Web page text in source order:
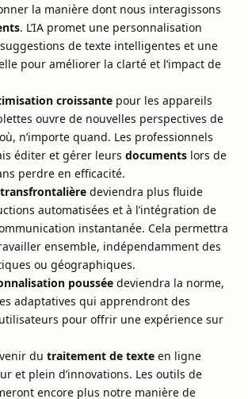
la manière dont nous interagissons
. L’IA promet une personnalisation
de texte intelligentes et une
pour améliorer la clarté et l’impact de
croissante pour les appareils
ouvre de nouvelles perspectives de
n’importe quand. Les professionnels
éditer et gérer leurs documents lors de
perdre en efficacité.
deviendra plus fluide
automatisées et à l’intégration de
instantanée. Cela permettra
ensemble, indépendamment des
ou géographiques.
poussée deviendra la norme,
adaptatives qui apprendront des
pour offrir une expérience sur
du traitement de texte en ligne
et plein d’innovations. Les outils de
encore plus notre manière de